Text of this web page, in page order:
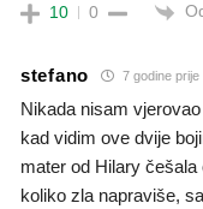
10 0
stefano 7 godine prije
Nikada nisam
kad vidim ove dvije
mater od Hilary
koliko zla napraviše,